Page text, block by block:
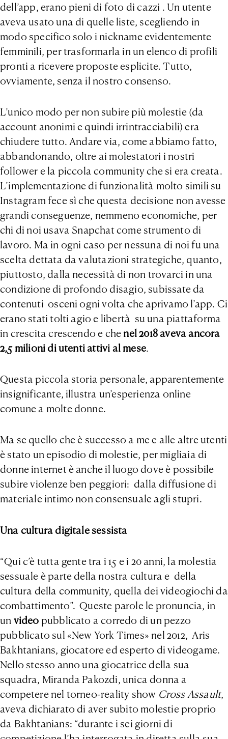
dell’app, erano pieni di foto di cazzi . Un utente
aveva usato una di quelle liste, scegliendo in
modo specifico solo i nickname evidentemente
femminili, per trasformarla in un elenco di profili
pronti a ricevere proposte esplicite. Tutto,
ovviamente, senza il nostro consenso.
L’unico modo per non subire più molestie (da
account anonimi e quindi irrintracciabili) era
chiudere tutto. Andare via, come abbiamo fatto,
abbandonando, oltre ai molestatori i nostri
follower e la piccola community che si era creata.
L’implementazione di funzionalità molto simili su
Instagram fece sì che questa decisione non avesse
grandi conseguenze, nemmeno economiche, per
chi di noi usava Snapchat come strumento di
lavoro. Ma in ogni caso per nessuna di noi fu una
scelta dettata da valutazioni strategiche, quanto,
piuttosto, dalla necessità di non trovarci in una
condizione di profondo disagio, subissate da
contenuti osceni ogni volta che aprivamo l’app. Ci
erano stati tolti agio e libertà su una piattaforma
in crescita crescendo e chenel 2018 aveva ancora
2,5 milioni di utenti attivi al mese.
Questa piccola storia personale, apparentemente
insignificante, illustra un’esperienza online
comune a molte donne.
Ma se quello che è successo a me e alle altre utenti
è stato un episodio di molestie, per migliaia di
donne internet è anche il luogo dove è possibile
subire violenze ben peggiori: dalla diffusione di
materiale intimo non consensuale agli stupri.
Una cultura digitale sessista
“Qui c’è tutta gente tra i 15 e i 20 anni, la molestia
sessuale è parte della nostra cultura e della
cultura della community, quella dei videogiochi da
combattimento”. Queste parole le pronuncia, in
un video pubblicato a corredo di un pezzo
pubblicato sul «New York Times» nel 2012, Aris
Bakhtanians, giocatore ed esperto di videogame.
Nello stesso anno una giocatrice della sua
squadra, Miranda Pakozdi, unica donna a
competere nel torneo-reality show Cross Assault,
aveva dichiarato di aver subito molestie proprio
da Bakhtanians: “durante i sei giorni di